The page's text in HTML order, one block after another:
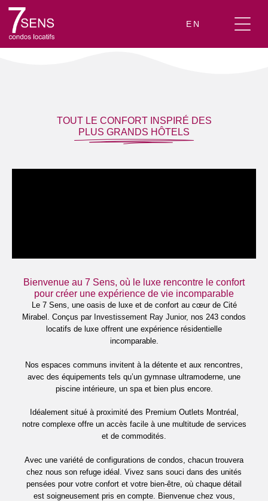
EN
TOUT LE CONFORT INSPIRÉ DES
PLUS GRANDS HÔTELS
Bienvenue au 7 Sens, où le luxe rencontre le confort
pour créer une expérience de vie incomparable
Le 7 Sens, une oasis de luxe et de confort au cœur de Cité
Mirabel. Conçus par Investissement Ray Junior, nos 243 condos
locatifs de luxe offrent une expérience résidentielle
incomparable.
Nos espaces communs invitent à la détente et aux rencontres,
avec des équipements tels qu’un gymnase ultramoderne, une
piscine intérieure, un spa et bien plus encore.
Idéalement situé à proximité des Premium Outlets Montréal,
notre complexe offre un accès facile à une multitude de services
et de commodités.
Avec une variété de configurations de condos, chacun trouvera
chez nous son refuge idéal. Vivez sans souci dans des unités
pensées pour votre confort et votre bien-être, où chaque détail
est soigneusement pris en compte. Bienvenue chez vous,